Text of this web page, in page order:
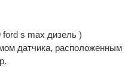
s max дизель )
датчика, расположенным